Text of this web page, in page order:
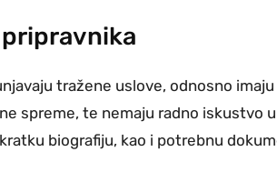
tražene uslove, odnosno
spreme, te nemaju radno iskustvo
biografiju, kao i potrebnu